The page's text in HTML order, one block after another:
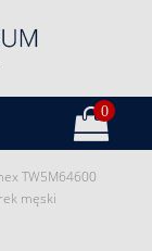
0
TW5M64600
męski